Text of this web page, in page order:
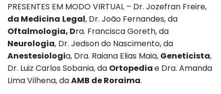
PRESENTES EM MODO VIRTUAL – Dr. Jozefran Freire,
da Medicina Legal, Dr. João Fernandes, da
Oftalmologia, Dra. Francisca Goreth, da
Neurologia, Dr. Jedson do Nascimento, da
Anestesiologia, Dra. Raiana Elias Maia, Geneticista,
Dr. Luiz Carlos Sobania, da Ortopediae Dra. Amanda
Lima Vilhena, daAMB de Roraima.